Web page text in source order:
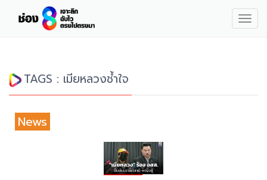
TAGS : เมียหลวงช้ำใจ
News